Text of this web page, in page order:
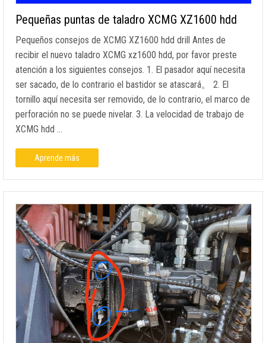
Pequeñas puntas de taladro XCMG XZ1600 hdd
Pequeños consejos de XCMG XZ1600 hdd drill Antes de
recibir el nuevo taladro XCMG xz1600 hdd, por favor preste
atención a los siguientes consejos. 1. El pasador aquí necesita
ser sacado, de lo contrario el bastidor se atascará。 2. El
tornillo aquí necesita ser removido, de lo contrario, el marco de
perforación no se puede nivelar. 3. La velocidad de trabajo de
XCMG hdd …
Aprende más